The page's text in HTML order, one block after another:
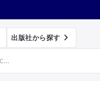
出版社から探す 